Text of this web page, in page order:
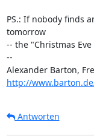
PS.: If nobody finds
tomorrow
-- the "Christmas
--
http://
Antworten